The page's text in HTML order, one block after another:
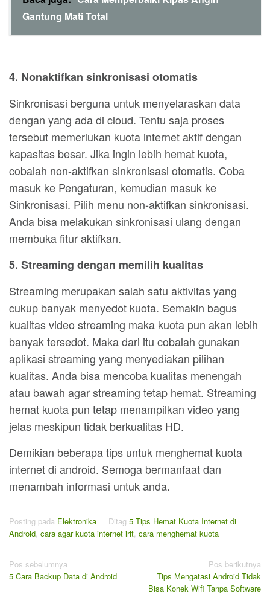
Gantung Mati Total
4. Nonaktifkan sinkronisasi otomatis
Sinkronisasi berguna untuk menyelaraskan data
dengan yang ada di cloud. Tentu saja proses
tersebut memerlukan kuota internet aktif dengan
kapasitas besar. Jika ingin lebih hemat kuota,
cobalah non-aktifkan sinkronisasi otomatis. Coba
masuk ke Pengaturan, kemudian masuk ke
Sinkronisasi. Pilih menu non-aktifkan sinkronisasi.
Anda bisa melakukan sinkronisasi ulang dengan
membuka fitur aktifkan.
5. Streaming dengan memilih kualitas
Streaming merupakan salah satu aktivitas yang
cukup banyak menyedot kuota. Semakin bagus
kualitas video streaming maka kuota pun akan lebih
banyak tersedot. Maka dari itu cobalah gunakan
aplikasi streaming yang menyediakan pilihan
kualitas. Anda bisa mencoba kualitas menengah
atau bawah agar streaming tetap hemat. Streaming
hemat kuota pun tetap menampilkan video yang
jelas meskipun tidak berkualitas HD.
Demikian beberapa tips untuk menghemat kuota
internet di android. Semoga bermanfaat dan
menambah informasi untuk anda.
Posting pada Elektronika Ditag 5 Tips Hemat Kuota Internet di
Android, cara agar kuota internet irit, cara menghemat kuota
Navigasi
pos
Pos sebelumnya
5 Cara Backup Data di Android
Pos berikutnya
Tips Mengatasi Android Tidak
Bisa Konek Wifi Tanpa Software